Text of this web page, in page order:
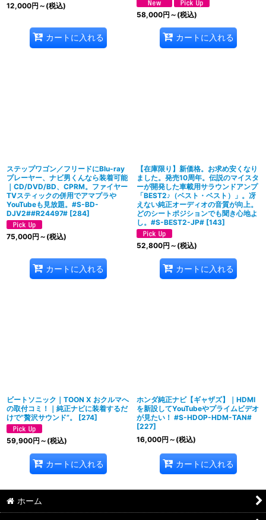
12,000円 ～ (税込)
カートに入れる
58,000円 ～ (税込)
カートに入れる
ステップワゴン／フリードにBlu-ray
プレーヤー、ナビ男くんなら装着可能
｜CD/DVD/BD、CPRM。ファイヤー
TVスティックの併用でアマプラや
YouTubeも見放題。#S-BD-
DJV2##R24497# [284]
75,000円 ～ (税込)
カートに入れる
【在庫限り】新価格。お求め安くなり
ました。発売10周年。伝説のマイスタ
ーが開発した車載用サラウンドアンプ
「BEST2♪（ベスト・ベスト）」。冴
えない純正オーディオの音質が向上。
どのシートポジションでも聞き心地よ
し。#S-BEST2-JP# [143]
52,800円 ～ (税込)
カートに入れる
ビートソニック｜TOON X おクルマへ
の取付コミ！｜純正ナビに装着するだ
けで”贅沢サウンド”。
[274]
59,900円 ～ (税込)
カートに入れる
ホンダ純正ナビ【ギャザズ】｜HDMI
を新設してYouTubeやプライムビデオ
が見たい！ #S-HDOP-HDM-TAN#
[227]
16,000円 ～ (税込)
カートに入れる
ホーム